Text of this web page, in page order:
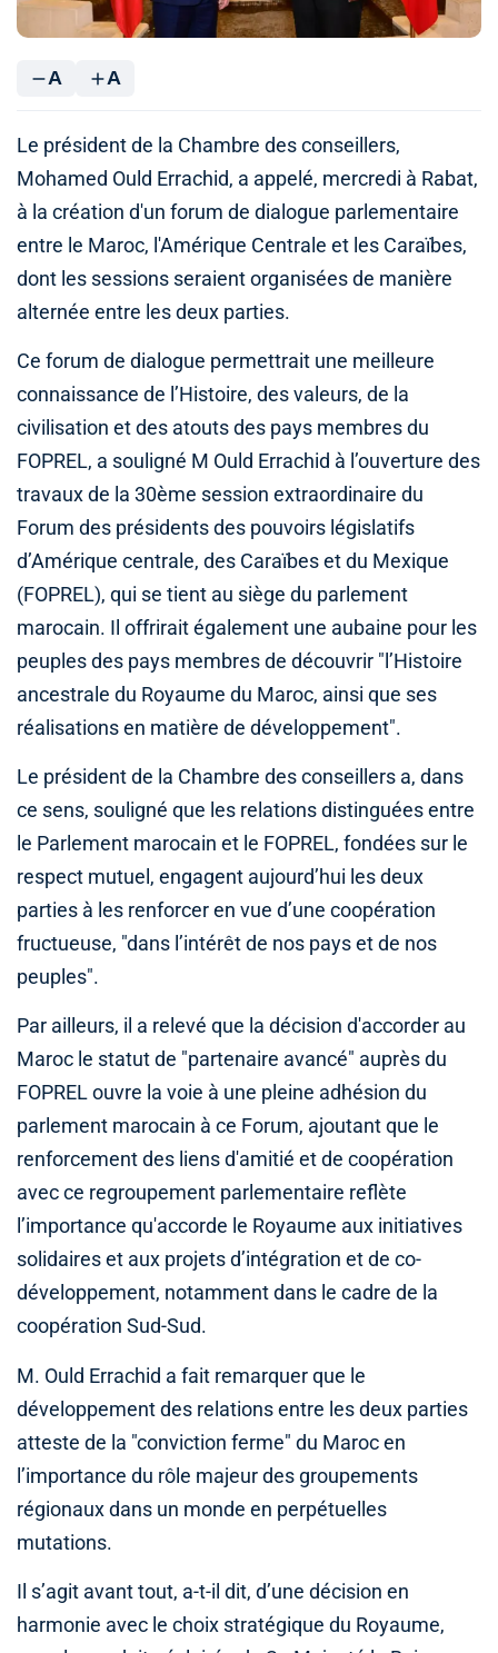
A A
Le président de la Chambre des conseillers,
Mohamed Ould Errachid, a appelé, mercredi à Rabat,
à la création d'un forum de dialogue parlementaire
entre le Maroc, l'Amérique Centrale et les Caraïbes,
dont les sessions seraient organisées de manière
alternée entre les deux parties.
Ce forum de dialogue permettrait une meilleure
connaissance de l’Histoire, des valeurs, de la
civilisation et des atouts des pays membres du
FOPREL, a souligné M Ould Errachid à l’ouverture des
travaux de la 30ème session extraordinaire du
Forum des présidents des pouvoirs législatifs
d’Amérique centrale, des Caraïbes et du Mexique
(FOPREL), qui se tient au siège du parlement
marocain. Il offrirait également une aubaine pour les
peuples des pays membres de découvrir "l’Histoire
ancestrale du Royaume du Maroc, ainsi que ses
réalisations en matière de développement".
Le président de la Chambre des conseillers a, dans
ce sens, souligné que les relations distinguées entre
le Parlement marocain et le FOPREL, fondées sur le
respect mutuel, engagent aujourd’hui les deux
parties à les renforcer en vue d’une coopération
fructueuse, "dans l’intérêt de nos pays et de nos
peuples".
Par ailleurs, il a relevé que la décision d'accorder au
Maroc le statut de "partenaire avancé" auprès du
FOPREL ouvre la voie à une pleine adhésion du
parlement marocain à ce Forum, ajoutant que le
renforcement des liens d'amitié et de coopération
avec ce regroupement parlementaire reflète
l’importance qu'accorde le Royaume aux initiatives
solidaires et aux projets d’intégration et de co-
développement, notamment dans le cadre de la
coopération Sud-Sud.
M. Ould Errachid a fait remarquer que le
développement des relations entre les deux parties
atteste de la "conviction ferme" du Maroc en
l’importance du rôle majeur des groupements
régionaux dans un monde en perpétuelles
mutations.
Il s’agit avant tout, a-t-il dit, d’une décision en
harmonie avec le choix stratégique du Royaume,